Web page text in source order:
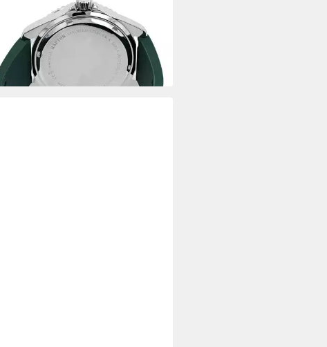
Quarzuhr Flex, Silikonband, D:43 mm
59,95 €
lieferbar - in 2-3 Werktagen bei dir